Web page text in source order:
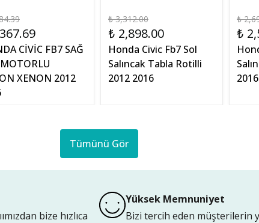
CİVİC FB7 SAĞ
XENON 2012
₺ 3,312.00
₺ 2,898.00
Honda Civic Fb7 Sol
Salıncak Tabla Rotilli
2012 2016
₺
₺
2016
Tümünü Gör
bize hızlıca
Yüksek Memnuniyet
Bizi tercih eden müşterilerin